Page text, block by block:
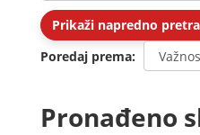
Prikaži napredno
Poredaj prema
Pronađeno